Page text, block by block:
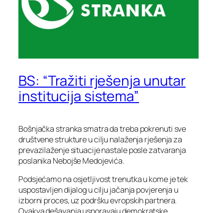
BS: “Tražiti rješenja unutar
institucija sistema”
Bošnjačka stranka smatra da treba pokrenuti sve
društvene strukture u cilju nalaženja rješenja za
prevazilaženje situacije nastale posle zatvaranja
poslanika Nebojše Medojevića.
Podsjećamo na osjetljivost trenutka u kome je tek
uspostavljen dijalog u cilju jačanja povjerenja u
izborni proces, uz podršku evropskih partnera.